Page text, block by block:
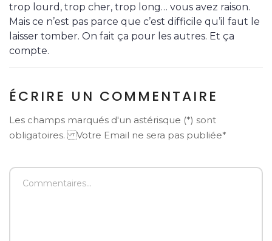
trop lourd, trop cher, trop long… vous avez raison.
Mais ce n’est pas parce que c’est difficile qu’il faut le
laisser tomber. On fait ça pour les autres. Et ça
compte.
ÉCRIRE UN COMMENTAIRE
Les champs marqués d'un astérisque (*) sont
obligatoires. Votre Email ne sera pas publiée*